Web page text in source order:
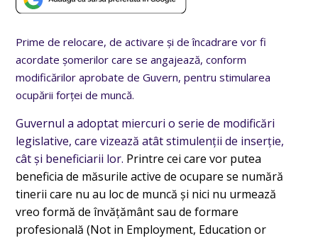
Prime de relocare, de activare și de încadrare vor fi
acordate șomerilor care se angajează, conform
modificărilor aprobate de Guvern, pentru stimularea
ocupării forței de muncă.
Guvernul a adoptat miercuri o serie de modificări
legislative, care vizează atât stimulenții de inserție,
cât și beneficiarii lor. Printre cei care vor putea
beneficia de măsurile active de ocupare se numără
tinerii care nu au loc de muncă şi nici nu urmează
vreo formă de învăţământ sau de formare
profesională (Not in Employment, Education or